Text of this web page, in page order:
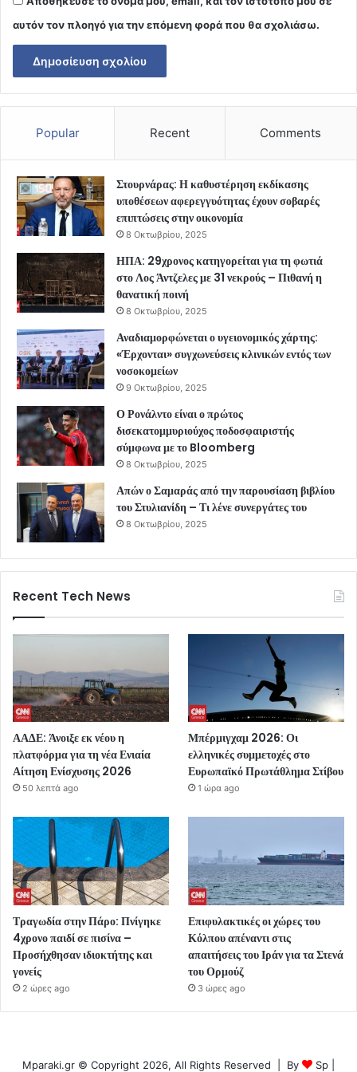
αυτόν τον πλοηγό για την επόμενη φορά που θα σχολιάσω.
Popular Recent Comments
Στουρνάρας: Η καθυστέρηση εκδίκασης
υποθέσεων αφερεγγυότητας έχουν σοβαρές
επιπτώσεις στην οικονομία
8 Οκτωβρίου, 2025
ΗΠΑ: 29χρονος κατηγορείται για τη φωτιά
στο Λος Άντζελες με 31 νεκρούς – Πιθανή η
θανατική ποινή
8 Οκτωβρίου, 2025
Αναδιαμορφώνεται ο υγειονομικός χάρτης:
«Έρχονται» συγχωνεύσεις κλινικών εντός των
νοσοκομείων
9 Οκτωβρίου, 2025
Ο Ρονάλντο είναι ο πρώτος
δισεκατομμυριούχος ποδοσφαιριστής
σύμφωνα με το Bloomberg
8 Οκτωβρίου, 2025
Απών ο Σαμαράς από την παρουσίαση βιβλίου
του Στυλιανίδη – Τι λένε συνεργάτες του
8 Οκτωβρίου, 2025
Recent Tech News
ΑΑΔΕ: Άνοιξε εκ νέου η
πλατφόρμα για τη νέα Ενιαία
Αίτηση Ενίσχυσης 2026
50 λεπτά ago
Μπέρμιγχαμ 2026: Οι
ελληνικές συμμετοχές στο
Ευρωπαϊκό Πρωτάθλημα Στίβου
1 ώρα ago
Τραγωδία στην Πάρο: Πνίγηκε
4χρονο παιδί σε πισίνα –
Προσήχθησαν ιδιοκτήτης και
γονείς
2 ώρες ago
Επιφυλακτικές οι χώρες του
Κόλπου απέναντι στις
απαιτήσεις του Ιράν για τα Στενά
του Ορμούζ
3 ώρες ago
Mparaki.gr © Copyright 2026, All Rights Reserved | By Sp